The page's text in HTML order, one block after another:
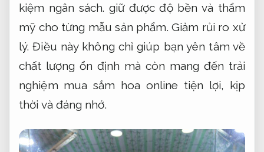
kiệm ngân sách. giữ được độ bền và thẩm
mỹ cho từng mẫu sản phẩm. Giảm rủi ro xử
lý. Điều này không chỉ giúp bạn yên tâm về
chất lượng ổn định mà còn mang đến trải
nghiệm mua sắm hoa online tiện lợi, kịp
thời và đáng nhớ.